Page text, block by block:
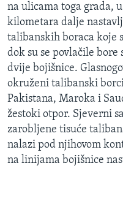
na ulicama toga grada,
kilometara dalje
talibanskih boraca koje
dok su se povlačile bore
dvije bojišnice.
okruženi talibanski
Pakistana, Maroka i
žestoki otpor. Sjeverni
zarobljene tisuće
nalazi pod njihovom
na linijama bojišnice